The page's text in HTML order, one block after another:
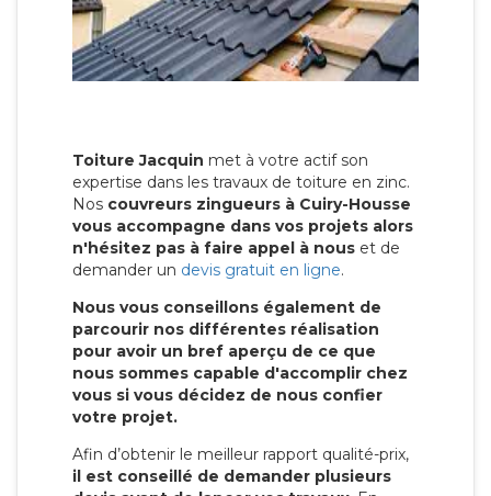
Toiture Jacquin met à votre actif son
expertise dans les travaux de toiture en zinc.
Nos couvreurs zingueurs à Cuiry-Housse
vous accompagne dans vos projets alors
n'hésitez pas à faire appel à nous et de
demander un devis gratuit en ligne.
Nous vous conseillons également de
parcourir nos différentes réalisation
pour avoir un bref aperçu de ce que
nous sommes capable d'accomplir chez
vous si vous décidez de nous confier
votre projet.
Afin d’obtenir le meilleur rapport qualité-prix,
il est conseillé de demander plusieurs